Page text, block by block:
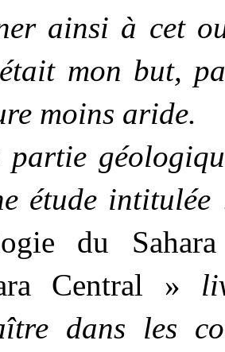
ainsi à cet
mon but,
moins aride.
partie
étude intitulée
du
Central »
dans les